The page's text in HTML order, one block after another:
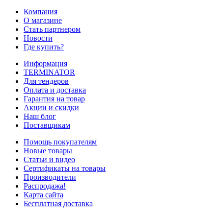
Компания
О магазине
Стать партнером
Новости
Где купить?
Информация
TERMINATOR
Для тендеров
Оплата и доставка
Гарантия на товар
Акции и скидки
Наш блог
Поставщикам
Помощь покупателям
Новые товары
Статьи и видео
Сертификаты на товары
Производители
Распродажа!
Карта сайта
Бесплатная доставка